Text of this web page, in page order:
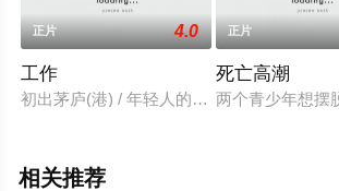
正片 4.0
工作
初出茅庐(港) / 年轻人的烦恼 / 谋职记 / The
正片
死亡高潮
两个青少年想摆
相关推荐